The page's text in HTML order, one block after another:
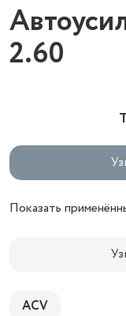
2.60
Показать
ACV